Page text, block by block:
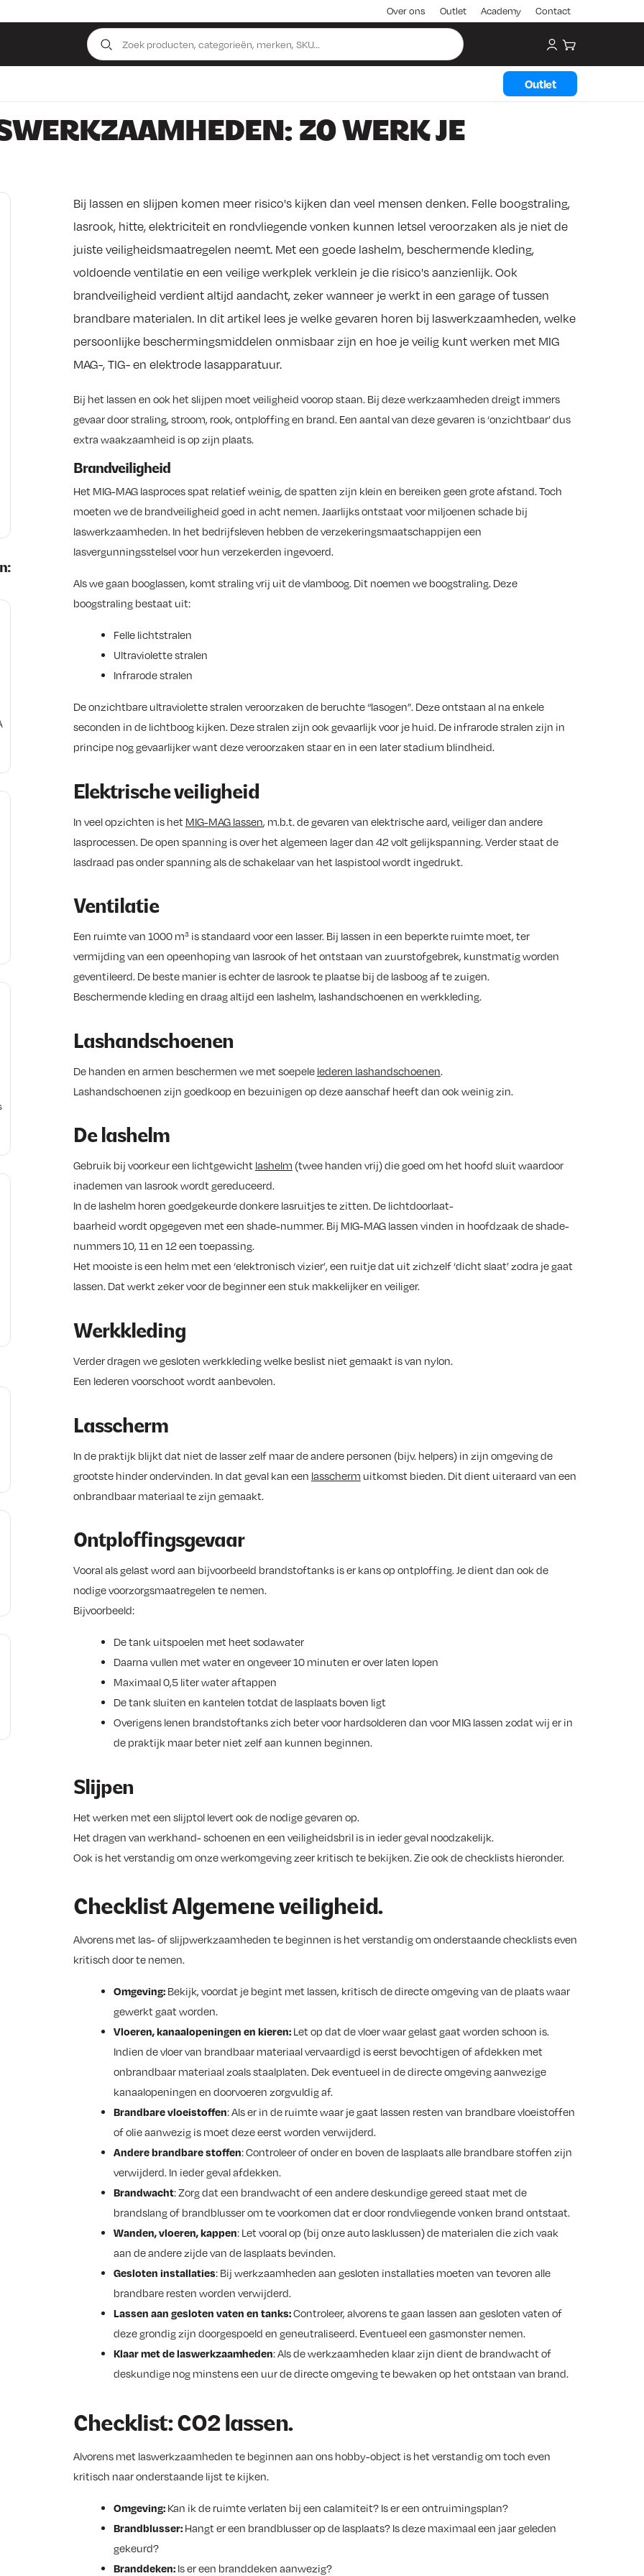
Over ons Outlet Academy Contact
My account
Winkelwagen
Outlet
ZO WERK JE
Bij lassen en slijpen komen meer risico's kijken dan veel mensen denken. Felle boogstraling,
lasrook, hitte, elektriciteit en rondvliegende vonken kunnen letsel veroorzaken als je niet de
juiste veiligheidsmaatregelen neemt. Met een goede lashelm, beschermende kleding,
voldoende ventilatie en een veilige werkplek verklein je die risico's aanzienlijk. Ook
brandveiligheid verdient altijd aandacht, zeker wanneer je werkt in een garage of tussen
brandbare materialen. In dit artikel lees je welke gevaren horen bij laswerkzaamheden, welke
persoonlijke beschermingsmiddelen onmisbaar zijn en hoe je veilig kunt werken met MIG
MAG-, TIG- en elektrode lasapparatuur.
Bij het lassen en ook het slijpen moet veiligheid voorop staan. Bij deze werkzaamheden dreigt immers
gevaar door straling, stroom, rook, ontploffing en brand. Een aantal van deze gevaren is ‘onzichtbaar’ dus
extra waakzaamheid is op zijn plaats.
Brandveiligheid
Het MIG-MAG lasproces spat relatief weinig, de spatten zijn klein en bereiken geen grote afstand. Toch
moeten we de brandveiligheid goed in acht nemen. Jaarlijks ontstaat voor miljoenen schade bij
laswerkzaamheden. In het bedrijfsleven hebben de verzekeringsmaatschappijen een
lasvergunningsstelsel voor hun verzekerden ingevoerd.
Als we gaan booglassen, komt straling vrij uit de vlamboog. Dit noemen we boogstraling. Deze
boogstraling bestaat uit:
Felle lichtstralen
Ultraviolette stralen
Infrarode stralen
De onzichtbare ultraviolette stralen veroorzaken de beruchte “lasogen”. Deze ontstaan al na enkele
seconden in de lichtboog kijken. Deze stralen zijn ook gevaarlijk voor je huid. De infrarode stralen zijn in
principe nog gevaarlijker want deze veroorzaken staar en in een later stadium blindheid.
Elektrische veiligheid
In veel opzichten is het MIG-MAG lassen , m.b.t. de gevaren van elektrische aard, veiliger dan andere
lasprocessen. De open spanning is over het algemeen lager dan 42 volt gelijkspanning. Verder staat de
lasdraad pas onder spanning als de schakelaar van het laspistool wordt ingedrukt.
Ventilatie
Een ruimte van 1000 m³ is standaard voor een lasser. Bij lassen in een beperkte ruimte moet, ter
vermijding van een opeenhoping van lasrook of het ontstaan van zuurstofgebrek, kunstmatig worden
geventileerd. De beste manier is echter de lasrook te plaatse bij de lasboog af te zuigen.
Beschermende kleding en draag altijd een lashelm, lashandschoenen en werkkleding.
Lashandschoenen
De handen en armen beschermen we met soepele lederen lashandschoenen.
Lashandschoenen zijn goedkoop en bezuinigen op deze aanschaf heeft dan ook weinig zin.
De lashelm
Gebruik bij voorkeur een lichtgewicht lashelm (twee handen vrij) die goed om het hoofd sluit waardoor
inademen van lasrook wordt gereduceerd.
In de lashelm horen goedgekeurde donkere lasruitjes te zitten. De lichtdoorlaat-
baarheid wordt opgegeven met een shade-nummer. Bij MIG-MAG lassen vinden in hoofdzaak de shade-
nummers 10, 11 en 12 een toepassing.
Het mooiste is een helm met een ‘elektronisch vizier’, een ruitje dat uit zichzelf ‘dicht slaat’ zodra je gaat
lassen. Dat werkt zeker voor de beginner een stuk makkelijker en veiliger.
Werkkleding
Verder dragen we gesloten werkkleding welke beslist niet gemaakt is van nylon.
Een lederen voorschoot wordt aanbevolen.
Lasscherm
In de praktijk blijkt dat niet de lasser zelf maar de andere personen (bijv. helpers) in zijn omgeving de
grootste hinder ondervinden. In dat geval kan een lasscherm uitkomst bieden. Dit dient uiteraard van een
onbrandbaar materiaal te zijn gemaakt.
Ontploffingsgevaar
Vooral als gelast word aan bijvoorbeeld brandstoftanks is er kans op ontploffing. Je dient dan ook de
nodige voorzorgsmaatregelen te nemen.
Bijvoorbeeld:
De tank uitspoelen met heet sodawater
Daarna vullen met water en ongeveer 10 minuten er over laten lopen
Maximaal 0,5 liter water aftappen
De tank sluiten en kantelen totdat de lasplaats boven ligt
Overigens lenen brandstoftanks zich beter voor hardsolderen dan voor MIG lassen zodat wij er in
de praktijk maar beter niet zelf aan kunnen beginnen.
Slijpen
Het werken met een slijptol levert ook de nodige gevaren op.
Het dragen van werkhand- schoenen en een veiligheidsbril is in ieder geval noodzakelijk.
Ook is het verstandig om onze werkomgeving zeer kritisch te bekijken. Zie ook de checklists hieronder.
Checklist Algemene veiligheid.
Alvorens met las- of slijpwerkzaamheden te beginnen is het verstandig om onderstaande checklists even
kritisch door te nemen.
Omgeving:Bekijk, voordat je begint met lassen, kritisch de directe omgeving van de plaats waar
gewerkt gaat worden.
Vloeren, kanaalopeningen en kieren:Let op dat de vloer waar gelast gaat worden schoon is.
Indien de vloer van brandbaar materiaal vervaardigd is eerst bevochtigen of afdekken met
onbrandbaar materiaal zoals staalplaten. Dek eventueel in de directe omgeving aanwezige
kanaalopeningen en doorvoeren zorgvuldig af.
Brandbare vloeistoffen: Als er in de ruimte waar je gaat lassen resten van brandbare vloeistoffen
of olie aanwezig is moet deze eerst worden verwijderd.
Andere brandbare stoffen: Controleer of onder en boven de lasplaats alle brandbare stoffen zijn
verwijderd. In ieder geval afdekken.
Brandwacht: Zorg dat een brandwacht of een andere deskundige gereed staat met de
brandslang of brandblusser om te voorkomen dat er door rondvliegende vonken brand ontstaat.
Wanden, vloeren, kappen: Let vooral op (bij onze auto lasklussen) de materialen die zich vaak
aan de andere zijde van de lasplaats bevinden.
Gesloten installaties: Bij werkzaamheden aan gesloten installaties moeten van tevoren alle
brandbare resten worden verwijderd.
Lassen aan gesloten vaten en tanks:Controleer, alvorens te gaan lassen aan gesloten vaten of
deze grondig zijn doorgespoeld en geneutraliseerd. Eventueel een gasmonster nemen.
Klaar met de laswerkzaamheden: Als de werkzaamheden klaar zijn dient de brandwacht of
deskundige nog minstens een uur de directe omgeving te bewaken op het ontstaan van brand.
Checklist: CO2 lassen.
Alvorens met laswerkzaamheden te beginnen aan ons hobby-object is het verstandig om toch even
kritisch naar onderstaande lijst te kijken.
Omgeving:Kan ik de ruimte verlaten bij een calamiteit? Is er een ontruimingsplan?
Brandblusser: Hangt er een brandblusser op de lasplaats? Is deze maximaal een jaar geleden
gekeurd?
Branddeken:Is er een branddeken aanwezig?